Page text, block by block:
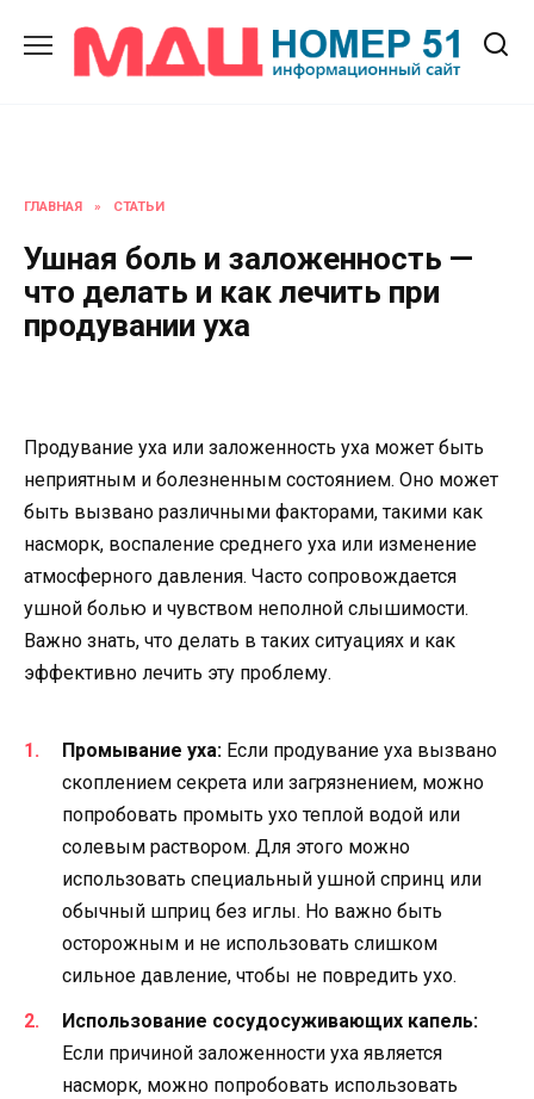
содержанию
ГЛАВНАЯ » СТАТЬИ
Ушная боль и заложенность —
что делать и как лечить при
продувании уха
Продувание уха или заложенность уха может быть
неприятным и болезненным состоянием. Оно может
быть вызвано различными факторами, такими как
насморк, воспаление среднего уха или изменение
атмосферного давления. Часто сопровождается
ушной болью и чувством неполной слышимости.
Важно знать, что делать в таких ситуациях и как
эффективно лечить эту проблему.
Промывание уха: Если продувание уха вызвано
скоплением секрета или загрязнением, можно
попробовать промыть ухо теплой водой или
солевым раствором. Для этого можно
использовать специальный ушной спринц или
обычный шприц без иглы. Но важно быть
осторожным и не использовать слишком
сильное давление, чтобы не повредить ухо.
Использование сосудосуживающих капель:
Если причиной заложенности уха является
насморк, можно попробовать использовать